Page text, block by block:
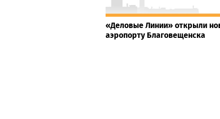
«Деловые Линии» открыли
аэропорту Благовещенска